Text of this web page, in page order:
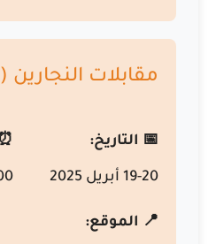
مقابلات النجارين
📅 التاريخ:
19-20 أبريل 2025
📍 الموقع: